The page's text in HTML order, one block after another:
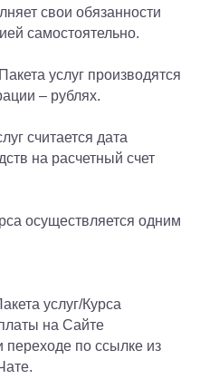
свои обязанности
самостоятельно.
услуг производятся
– рублях.
считается дата
на расчетный счет
осуществляется одним
услуг/Курса
на Сайте
переходе по ссылке из